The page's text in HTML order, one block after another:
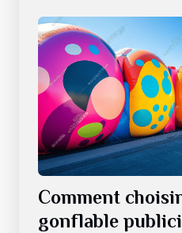
Comment
gonflable